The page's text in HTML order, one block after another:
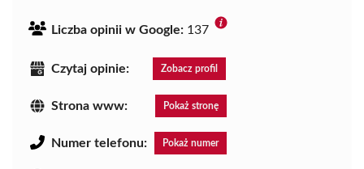
Liczba opinii w Google: 137
Czytaj opinie: Zobacz profil
Strona www: Pokaż stronę
Numer telefonu: Pokaż numer